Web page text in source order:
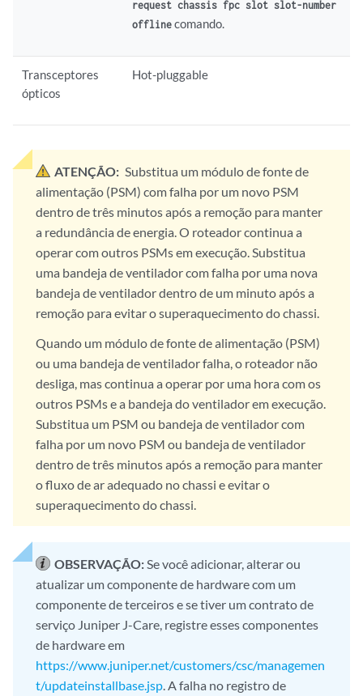
request chassis fpc slot slot-number
offlinecomando.
Transceptores
ópticos
Hot-pluggable
ATENÇÃO: Substitua um módulo de fonte de
alimentação (PSM) com falha por um novo PSM
dentro de três minutos após a remoção para manter
a redundância de energia. O roteador continua a
operar com outros PSMs em execução. Substitua
uma bandeja de ventilador com falha por uma nova
bandeja de ventilador dentro de um minuto após a
remoção para evitar o superaquecimento do chassi.
Quando um módulo de fonte de alimentação (PSM)
ou uma bandeja de ventilador falha, o roteador não
desliga, mas continua a operar por uma hora com os
outros PSMs e a bandeja do ventilador em execução.
Substitua um PSM ou bandeja de ventilador com
falha por um novo PSM ou bandeja de ventilador
dentro de três minutos após a remoção para manter
o fluxo de ar adequado no chassi e evitar o
superaquecimento do chassi.
OBSERVAÇÃO: Se você adicionar, alterar ou
atualizar um componente de hardware com um
componente de terceiros e se tiver um contrato de
serviço Juniper J-Care, registre esses componentes
de hardware em
https://www.juniper.net/customers/csc/managemen
t/updateinstallbase.jsp . A falha no registro de